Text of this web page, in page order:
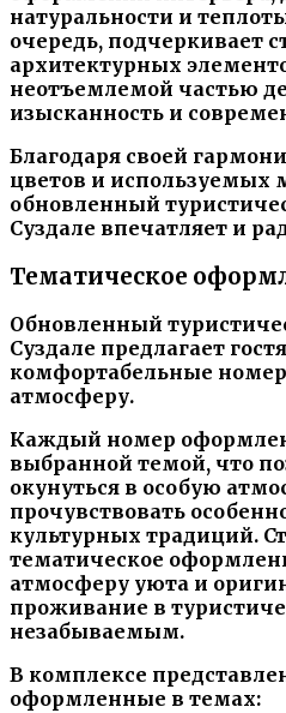
натуральности и
очередь, подчеркивает
архитектурных
неотъемлемой частью
изысканность и
Благодаря своей
цветов и используемых
обновленный
Суздале впечатляет и
Тематическое
Обновленный
Суздале предлагает
комфортабельные
атмосферу.
Каждый номер оформлен
выбранной темой, что
окунуться в особую
прочувствовать
культурных традиций.
тематическое
атмосферу уюта и
проживание в
незабываемым.
В комплексе
оформленные в темах: